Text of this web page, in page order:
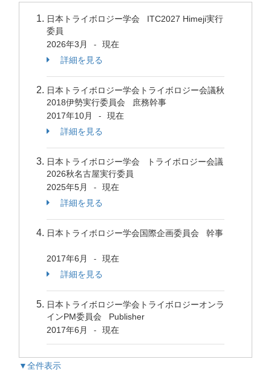
日本トライボロジー学会 ITC2027 Himeji実行
委員
2026年3月
-
現在
詳細を見る
日本トライボロジー学会トライボロジー会議秋
2018伊勢実行委員会 庶務幹事
2017年10月
-
現在
詳細を見る
日本トライボロジー学会 トライボロジー会議
2026秋名古屋実行委員
2025年5月
-
現在
詳細を見る
日本トライボロジー学会国際企画委員会 幹事
2017年6月 -
現在
詳細を見る
日本トライボロジー学会トライボロジーオンラ
インPM委員会 Publisher
2017年6月
- 現在
▼全件表示